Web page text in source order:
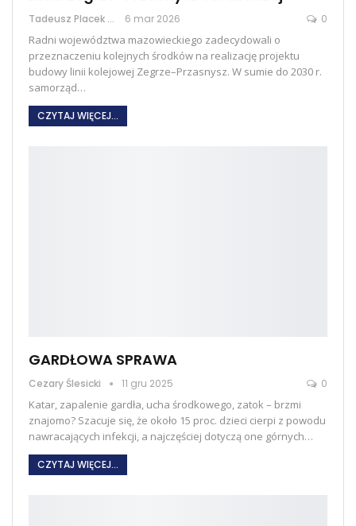
Tadeusz Placek 6 mar 2026 0
Radni województwa mazowieckiego zadecydowali o
przeznaczeniu kolejnych środków na realizację projektu
budowy linii kolejowej Zegrze–Przasnysz. W sumie do 2030 r.
samorząd…
CZYTAJ WIĘCEJ...
GARDŁOWA SPRAWA
Cezary Ślesicki 11 gru 2025 0
Katar, zapalenie gardła, ucha środkowego, zatok – brzmi
znajomo? Szacuje się, że około 15 proc. dzieci cierpi z powodu
nawracających infekcji, a najczęściej dotyczą one górnych…
CZYTAJ WIĘCEJ...